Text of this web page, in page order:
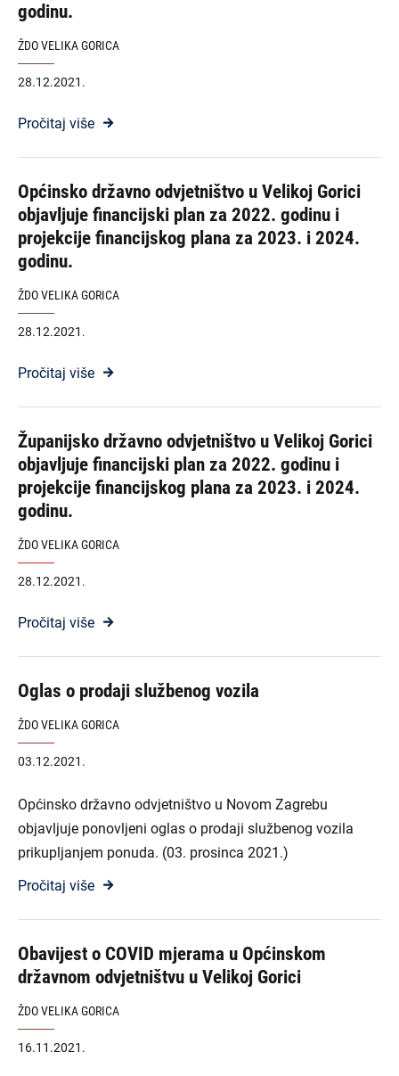
godinu.
ŽDO VELIKA GORICA
28.12.2021.
Pročitaj više
Općinsko državno odvjetništvo u Velikoj Gorici
objavljuje financijski plan za 2022. godinu i
projekcije financijskog plana za 2023. i 2024.
godinu.
ŽDO VELIKA GORICA
28.12.2021.
Pročitaj više
Županijsko državno odvjetništvo u Velikoj Gorici
objavljuje financijski plan za 2022. godinu i
projekcije financijskog plana za 2023. i 2024.
godinu.
ŽDO VELIKA GORICA
28.12.2021.
Pročitaj više
Oglas o prodaji službenog vozila
ŽDO VELIKA GORICA
03.12.2021.
Općinsko državno odvjetništvo u Novom Zagrebu
objavljuje ponovljeni oglas o prodaji službenog vozila
prikupljanjem ponuda. (03. prosinca 2021.)
Pročitaj više
Obavijest o COVID mjerama u Općinskom
državnom odvjetništvu u Velikoj Gorici
ŽDO VELIKA GORICA
16.11.2021.